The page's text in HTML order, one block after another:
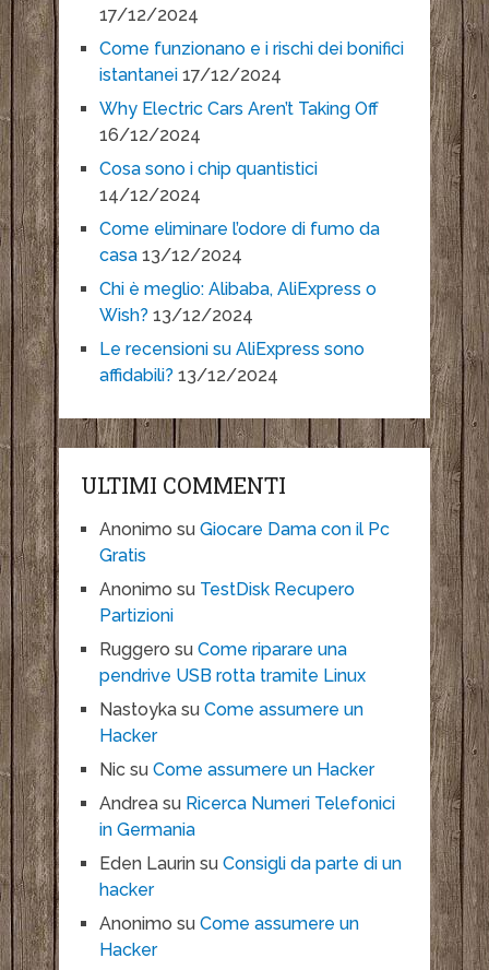
17/12/2024
Come funzionano e i rischi dei bonifici
istantanei 17/12/2024
Why Electric Cars Aren’t Taking Off
16/12/2024
Cosa sono i chip quantistici
14/12/2024
Come eliminare l’odore di fumo da
casa 13/12/2024
Chi è meglio: Alibaba, AliExpress o
Wish? 13/12/2024
Le recensioni su AliExpress sono
affidabili? 13/12/2024
ULTIMI COMMENTI
Anonimo su Giocare Dama con il Pc
Gratis
Anonimo su TestDisk Recupero
Partizioni
Ruggero su Come riparare una
pendrive USB rotta tramite Linux
Nastoykasu Come assumere un
Hacker
Nicsu Come assumere un Hacker
Andreasu Ricerca Numeri Telefonici
in Germania
Eden Laurinsu Consigli da parte di un
hacker
Anonimo su Come assumere un
Hacker